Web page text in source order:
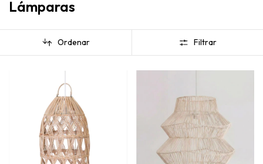
Lámparas
Ordenar Filtrar